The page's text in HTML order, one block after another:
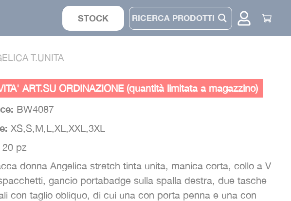
CALZATURA
GILET
GIUBBINO
PANTALONE
PARKA
SALOPETTE
TUTA
CASACCA
COMPLETO
STOCK
T.UNITA
ART.SU ORDINAZIONE (quantità limitata a magazzino)
BW4087
XS,S,M,L,XL,XXL,3XL
20 pz
donna Angelica stretch tinta unita, manica corta, collo a V
gancio portabadge sulla spalla destra, due tasche
con taglio obliquo, di cui una con porta penna e una con